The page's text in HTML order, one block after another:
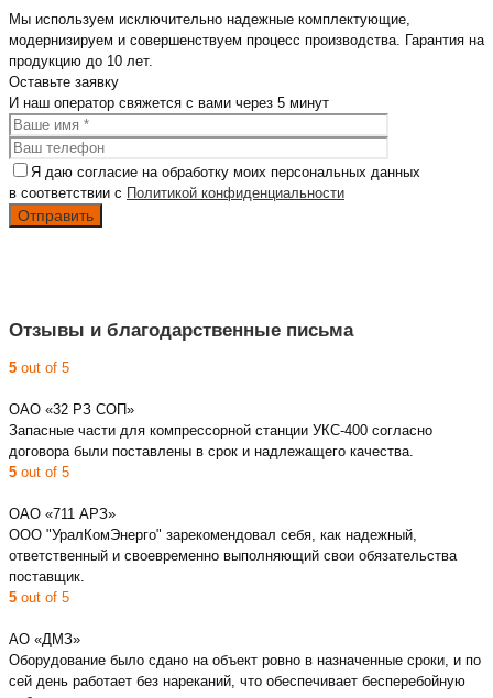
Мы используем исключительно надежные комплектующие,
модернизируем и совершенствуем процесс производства. Гарантия на
продукцию до 10 лет.
Оставьте заявку
И наш оператор свяжется с вами через 5 минут
Я даю согласие на обработку моих персональных данных
в соответствии с Политикой конфиденциальности
Отзывы и благодарственные письма
5 out of 5
ОАО «32 РЗ СОП»
Запасные части для компрессорной станции УКС-400 согласно
договора были поставлены в срок и надлежащего качества.
5 out of 5
ОАО «711 АРЗ»
ООО "УралКомЭнерго" зарекомендовал себя, как надежный,
ответственный и своевременно выполняющий свои обязательства
поставщик.
5 out of 5
АО «ДМЗ»
Оборудование было сдано на объект ровно в назначенные сроки, и по
сей день работает без нареканий, что обеспечивает бесперебойную